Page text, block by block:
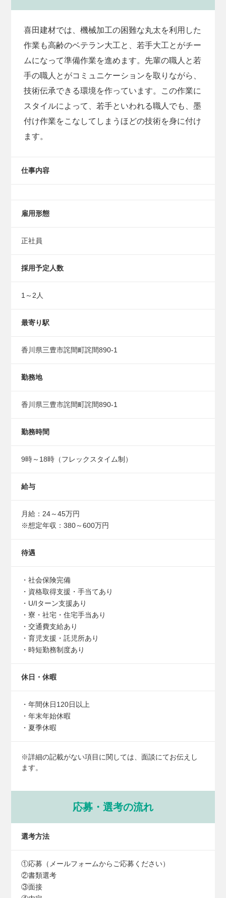
喜田建材では、機械加工の困難な丸太を利用した
作業も高齢のベテラン大工と、若手大工とがチー
ムになって準備作業を進めます。先輩の職人と若
手の職人とがコミュニケーションを取りながら、
技術伝承できる環境を作っています。この作業に
スタイルによって、若手といわれる職人でも、墨
付け作業をこなしてしまうほどの技術を身に付け
ます。
仕事内容
雇用形態
正社員
採用予定人数
1～2人
最寄り駅
香川県三豊市詫間町詫間890-1
勤務地
香川県三豊市詫間町詫間890-1
勤務時間
9時～18時（フレックスタイム制）
給与
月給：24～45万円
※想定年収：380～600万円
待遇
・社会保険完備
・資格取得支援・手当てあり
・U/Iターン支援あり
・寮・社宅・住宅手当あり
・交通費支給あり
・育児支援・託児所あり
・時短勤務制度あり
休日・休暇
・年間休日120日以上
・年末年始休暇
・夏季休暇
※詳細の記載がない項目に関しては、面談にてお伝えし
ます。
応募・選考の流れ
選考方法
①応募（メールフォームからご応募ください）
②書類選考
③面接